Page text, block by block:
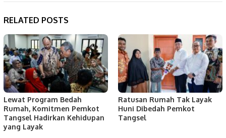
RELATED POSTS
Lewat Program Bedah
Rumah, Komitmen Pemkot
Tangsel Hadirkan Kehidupan
yang Layak
Ratusan Rumah Tak Layak
Huni Dibedah Pemkot
Tangsel